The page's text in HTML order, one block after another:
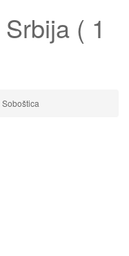
Srbija ( 1
Soboštica